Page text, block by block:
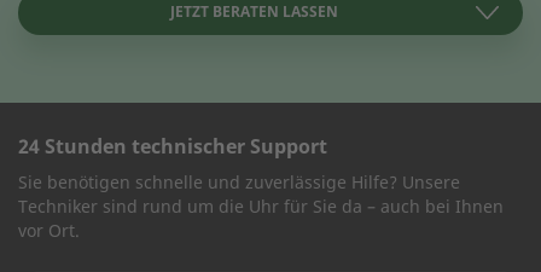
JETZT BERATEN LASSEN
KONTAKT AUFNEHMEN
Wie können wir Ihnen helfen?
24 Stunden technischer Support
Sie benötigen schnelle und zuverlässige Hilfe? Unsere
Techniker sind rund um die Uhr für Sie da – auch bei Ihnen
vor Ort.